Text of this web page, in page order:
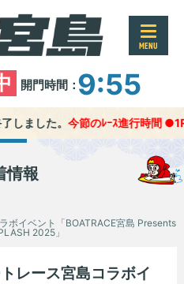
MENU
開門時間：9:55
ました。今節のﾚｰｽ進行時間 ●1Rｽ
情報
ボイベント「BOATRACE宮島 Presents
2025」
レース宮島コラボイ